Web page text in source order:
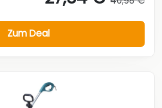
Zum Deal